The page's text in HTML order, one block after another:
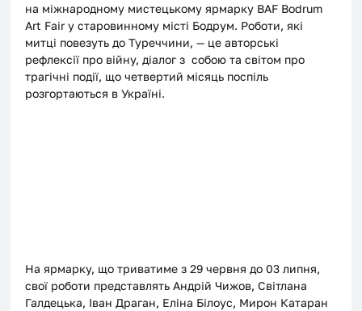
на міжнародному мистецькому ярмарку BAF Bodrum
Art Fair у старовинному місті Бодрум. Роботи, які
митці повезуть до Туреччини, — це авторські
рефлексії про війну, діалог з  собою та світом про
трагічні події, що четвертий місяць поспіль
розгортаються в Україні.
На ярмарку, що триватиме з 29 червня до 03 липня,
свої роботи представлять Андрій Чижов, Світлана
Галдецька, Іван Драган, Еліна Білоус, Мирон Катаран